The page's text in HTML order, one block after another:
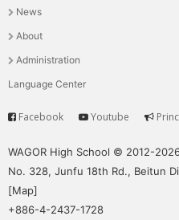
選
單
News
About
Administration
Language Center
Service
Facebook Youtube
WAGOR High School © 2012-
No. 328, Junfu 18th Rd., Beitun
[Map]
+886-4-2437-1728